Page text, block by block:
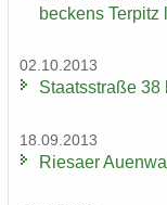
be­ckens
02.10.2013
Staats­stra­ße 38
18.09.2013
Rie­sa­er